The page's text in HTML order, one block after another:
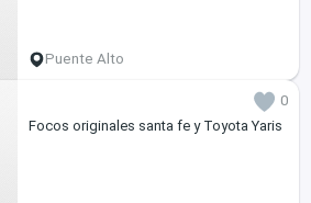
Puente Alto
0
Focos originales santa fe y Toyota Yaris